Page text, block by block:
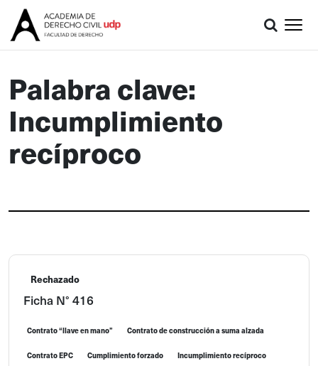
Palabra clave:
Incumplimiento
recíproco
Rechazado
Ficha N° 416
Contrato “llave en mano” Contrato de construcción a suma alzada
Contrato EPC Cumplimiento forzado Incumplimiento recíproco